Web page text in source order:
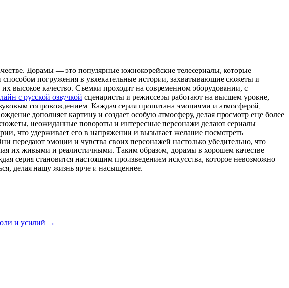
Дорамы — это популярные южнокорейские телесериалы, которые
способом погружения в увлекательные истории, захватывающие сюжеты и
качество. Съемки проходят на современном оборудовании, с
с русской озвучкой сценаристы и режиссеры работают на высшем уровне,
сопровождением. Каждая серия пропитана эмоциями и атмосферой,
дополняет картину и создает особую атмосферу, делая просмотр еще более
неожиданные повороты и интересные персонажи делают сериалы
что удерживает его в напряжении и вызывает желание посмотреть
эмоции и чувства своих персонажей настолько убедительно, что
их живыми и реалистичными. Таким образом, дорамы в хорошем качестве —
серия становится настоящим произведением искусства, которое невозможно
делая нашу жизнь ярче и насыщеннее.
и усилий →